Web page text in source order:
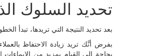
تحديد السلوك
بعد تحديد النتيجة التي تريدها، تبدأ
بفرض أنَّك تريد زيادة الاحتفاظ
بحاجة إلى القيام بمزيد من